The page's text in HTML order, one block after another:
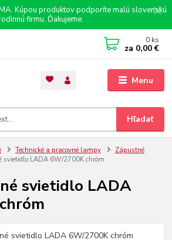
Kúpou produktov podporíte malú slovenskú
firmu. Ďakujeme.
Menu
Hľadať
0 ks
za 0,00 €
Technické a pracovné lampy
Zápustné
svietidlo LADA 6W/2700K chróm
svietidlo LADA